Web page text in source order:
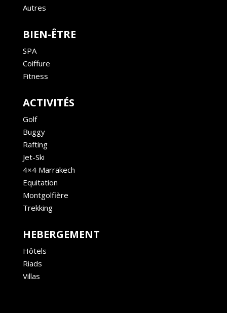
Autres
BIEN-ÊTRE
SPA
Coiffure
Fitness
ACTIVITÉS
Golf
Buggy
Rafting
Jet-Ski
4×4 Marrakech
Equitation
Montgolfière
Trekking
HEBERGEMENT
Hôtels
Riads
Villas